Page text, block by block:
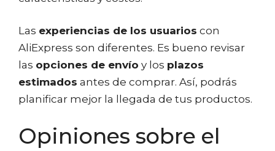
Las experiencias de los usuarios con
AliExpress son diferentes. Es bueno revisar
las opciones de envío y los plazos
estimados antes de comprar. Así, podrás
planificar mejor la llegada de tus productos.
Opiniones sobre el